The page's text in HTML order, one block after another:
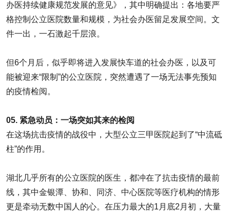
办医持续健康规范发展的意见》，其中明确提出：各地要严
格控制公立医院数量和规模，为社会办医留足发展空间。文
件一出，一石激起千层浪。
但6个月后，似乎即将进入发展快车道的社会办医，以及可
能被迎来“限制”的公立医院，突然遭遇了一场无法事先预知
的疫情检阅。
05. 紧急动员：一场突如其来的检阅
在这场抗击疫情的战役中，大型公立三甲医院起到了“中流砥
柱”的作用。
湖北几乎所有的公立医院的医生，都冲在了抗击疫情的最前
线，其中金银潭、协和、同济、中心医院等医疗机构的情形
更是牵动无数中国人的心。在压力最大的1月底2月初，大量